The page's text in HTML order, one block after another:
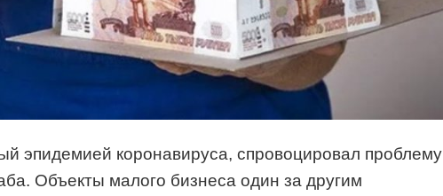
эпидемией коронавируса, спровоцировал проблему
Объекты малого бизнеса один за другим